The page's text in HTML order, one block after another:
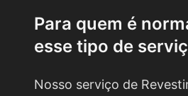
Para quem é
esse tipo de
Nosso serviço de